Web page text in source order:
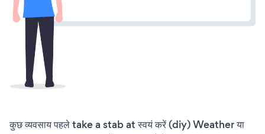
कुछ व्यवसाय पहले take a stab at स्वयं करें (diy) Weather या